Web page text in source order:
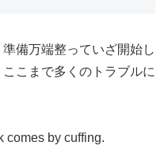
備万端整っていざ開始し
こまで多くのトラブルに
comes by cuffing.